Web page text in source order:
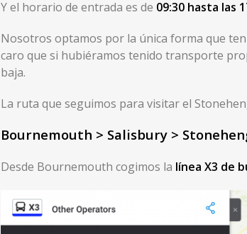
Y el horario de entrada es de 09:30 hasta las
Nosotros optamos por la única forma que
caro que si hubiéramos tenido transporte
baja.
La ruta que seguimos para visitar el
Bournemouth > Salisbury >
Desde Bournemouth cogimos la línea X3 de